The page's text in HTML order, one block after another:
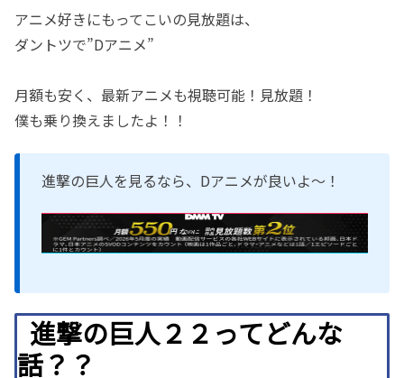
アニメ好きにもってこいの見放題は、
ダントツで”Dアニメ”
月額も安く、最新アニメも視聴可能！見放題！
僕も乗り換えましたよ！！
進撃の巨人を見るなら、Dアニメが良いよ〜！
進撃の巨人２２ってどんな
話？？